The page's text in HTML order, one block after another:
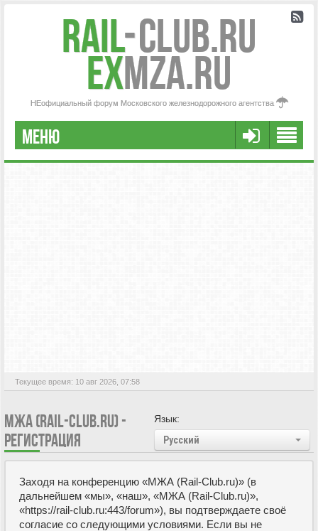
Rail-Club.RU
exMZA.RU
НЕофициальный форум Московского железнодорожного агентства
МЕНЮ
FAQ
Текущее время: 10 авг 2026, 07:58
Язык:
Русский
МЖА (RAIL-CLUB.RU) -
РЕГИСТРАЦИЯ
Заходя на конференцию «МЖА (Rail-Club.ru)» (в
дальнейшем «мы», «наш», «МЖА (Rail-Club.ru)»,
«https://rail-club.ru:443/forum»), вы подтверждаете своё
согласие со следующими условиями. Если вы не